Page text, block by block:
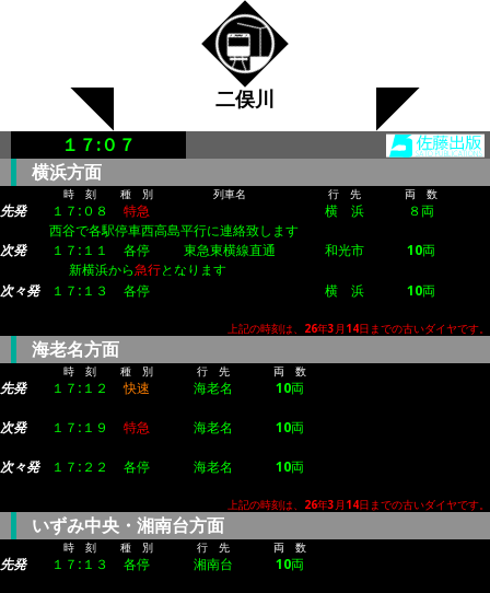
二俣川
１７:０７
横浜方面
時 刻 種 別 列車名 行 先 両 数
先発 １７:０８ 特急 横 浜
８両
西谷で各駅停車西高島平行に連絡致します
次発
１７:１１ 各停 東急東横線直通 和光市
10両
新横浜から急行となります
次々発
１７:１３ 各停 横 浜 10両
上記の時刻は、26年3月14日までの古いダイヤです。
海老名方面
時 刻 種 別 行 先 両 数
先発 １７:１２ 快速 海老名 10両
次発 １７:１９ 特急 海老名 10両
次々発 １７:２２ 各停 海老名 10両
上記の時刻は、26年3月14日までの古いダイヤです。
いずみ中央・湘南台方面
時 刻 種 別 行 先 両 数
先発 １７:１３ 各停 湘南台 10両